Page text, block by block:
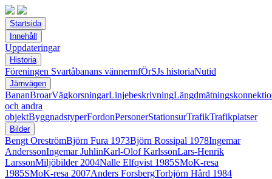
Startsida
Innehåll
Uppdateringar
Historia
Föreningen Svartåbanans vännermfÖrSJs historiaNutid
Järnvägen
BananBroarVägkorsningarLinjebeskrivning
och andra
objektByggnadstyperFordonPersonerStationsurTrafikTrafikplatser
Bilder
Bengt OreströmBjörn Fura 1973Björn Rossipal 1978Ingemar
AnderssonIngemar JuhlinKarl-Olof KarlssonLars-Henrik
LarssonMiljöbilder 2004Nalle Elfqvist 1985SMoK-resa
1985SMoK-resa 2007Anders ForsbergTorbjörn Hård 1984